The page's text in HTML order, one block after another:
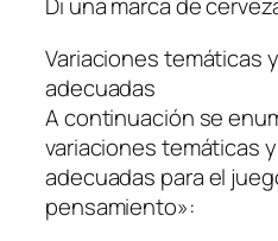
Di una marca de
Variaciones temáticas
adecuadas
A continuación se
variaciones temáticas
adecuadas para el
pensamiento»: